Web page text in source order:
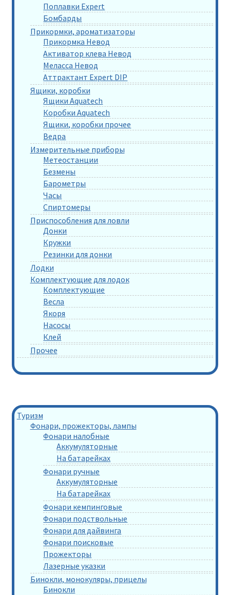
Поплавки Expert
Бомбарды
Прикормки, ароматизаторы
Прикормка Невод
Активатор клева Невод
Меласса Невод
Аттрактант Expert DIP
Ящики, коробки
Ящики Aquatech
Коробки Aquatech
Ящики, коробки прочее
Ведра
Измерительные приборы
Метеостанции
Безмены
Барометры
Часы
Спиртомеры
Приспособления для ловли
Донки
Кружки
Резинки для донки
Лодки
Комплектующие для лодок
Комплектующие
Весла
Якоря
Насосы
Клей
Прочее
Туризм
Фонари, прожекторы, лампы
Фонари налобные
Аккумуляторные
На батарейках
Фонари ручные
Аккумуляторные
На батарейках
Фонари кемпинговые
Фонари подствольные
Фонари для дайвинга
Фонари поисковые
Прожекторы
Лазерные указки
Бинокли, монокуляры, прицелы
Бинокли